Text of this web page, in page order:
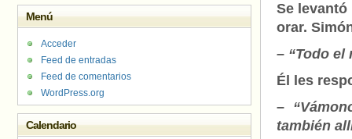
Se
orar.
– “Todo el
Él les
–
también
Menú
Acceder
Feed de entradas
Feed de comentarios
WordPress.org
Calendario